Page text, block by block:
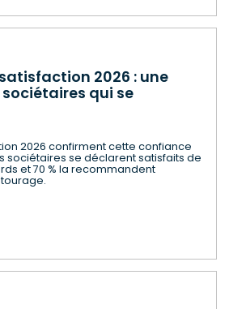
2026 : une
qui se
2026 confirment cette confiance
sociétaires se déclarent satisfaits de
et 70 % la recommandent